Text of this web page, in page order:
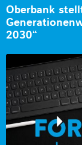
Oberbank
2030“